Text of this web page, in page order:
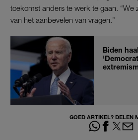
toekomst anders te werk te gaan. “We
van het aanbevelen van vragen.”
Biden
GOED ARTIKEL? DELEN